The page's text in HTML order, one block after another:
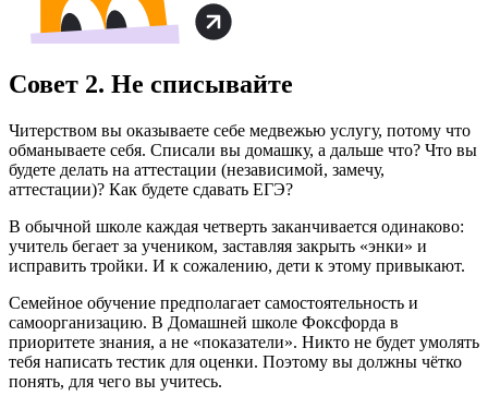
Совет 2. Не списывайте
Читерством вы оказываете себе медвежью услугу, потому что
обманываете себя. Списали вы домашку, а дальше что? Что вы
будете делать на аттестации (независимой, замечу,
аттестации)? Как будете сдавать ЕГЭ?
В обычной школе каждая четверть заканчивается одинаково:
учитель бегает за учеником, заставляя закрыть «энки» и
исправить тройки. И к сожалению, дети к этому привыкают.
Семейное обучение предполагает самостоятельность и
самоорганизацию. В Домашней школе Фоксфорда в
приоритете знания, а не «показатели». Никто не будет умолять
тебя написать тестик для оценки. Поэтому вы должны чётко
понять, для чего вы учитесь.